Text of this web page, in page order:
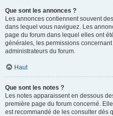
Que sont les annonces ?
Les annonces contiennent souvent
dans lequel vous naviguez. Les
page du forum dans lequel elles ont
générales, les permissions
administrateurs du forum.
Haut
Que sont les notes ?
Les notes apparaissent en dessous
première page du forum concerné.
est recommandé de les consulter dès